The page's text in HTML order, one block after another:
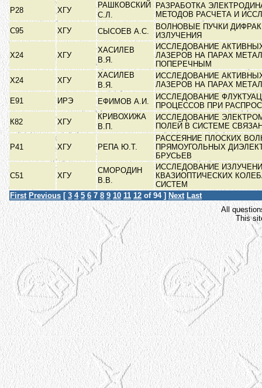
Р28 ХГУ
РАШКОВСКИЙ
С.Л.
РАЗРАБОТКА
МЕТОДОВ РАСЧЕТА И
С95
ХГУ СЫСОЕВ А.С.
ВОЛНОВЫЕ ПУЧКИ
ИЗЛУЧЕНИЯ
Х24 ХГУ
ХАСИЛЕВ
В.Я.
ИССЛЕДОВАНИЕ
ЛАЗЕРОВ НА ПАРАХ
ПОПЕРЕЧНЫМ
Х24
ХГУ
ХАСИЛЕВ
В.Я.
ИССЛЕДОВАНИЕ
ЛАЗЕРОВ НА ПАРАХ
Е91
ИРЭ ЕФИМОВ А.И.
ИССЛЕДОВАНИЕ
ПРОЦЕССОВ ПРИ
К82
ХГУ
КРИВОХИЖА
В.П.
ИССЛЕДОВАНИЕ
ПОЛЕЙ В СИСТЕМЕ
Р41 ХГУ РЕПА Ю.Т.
РАССЕЯНИЕ ПЛОСКИХ
ПРЯМОУГОЛЬНЫХ
БРУСЬЕВ
С51 ХГУ
СМОРОДИН
В.В.
ИССЛЕДОВАНИЕ
КВАЗИОПТИЧЕСКИХ
СИСТЕМ
First Previous [ 3 4 5 6 7 8 9 10 11 12 of 94 ] Next Last
All
This